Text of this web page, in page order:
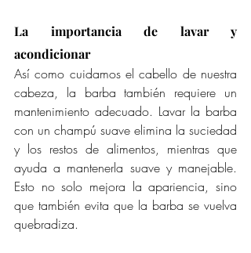
La importancia de lavar y
acondicionar
Así como cuidamos el cabello de nuestra
cabeza, la barba también requiere un
mantenimiento adecuado. Lavar la barba
con un champú suave elimina la suciedad
y los restos de alimentos, mientras que
ayuda a mantenerla suave y manejable.
Esto no solo mejora la apariencia, sino
que también evita que la barba se vuelva
quebradiza.